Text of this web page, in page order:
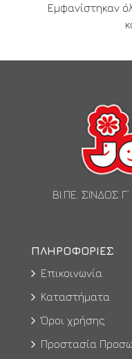
Εμφανίστηκαν
ΒΙ.ΠΕ. ΣΙΝΔΟΣ
ΠΛΗΡΟΦΟΡΊΕΣ
Επικοινωνία
Καταστήματα
Όροι χρήσης
Προστασία